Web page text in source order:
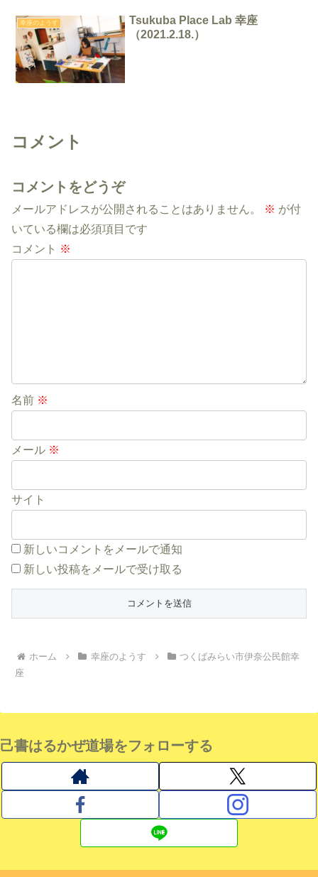
幸座のようす
Tsukuba Place Lab 幸座
（2021.2.18.）
コメント
コメントをどうぞ
メールアドレスが公開されることはありません。 ※ が付
いている欄は必須項目です
コメント ※
名前 ※
メール ※
サイト
新しいコメントをメールで通知
新しい投稿をメールで受け取る
ホーム 幸座のようす
つくばみらい市伊奈公民館幸
座
己書はるかぜ道場をフォローする